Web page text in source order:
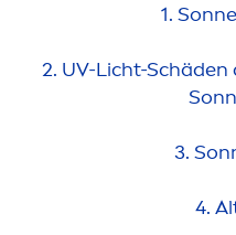
1.
2. UV-Licht-
3.
4.